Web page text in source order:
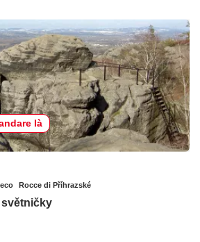
là
Rocce di Příhrazské
světničky